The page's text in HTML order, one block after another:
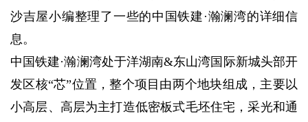
沙吉屋小编整理了一些的中国铁建·瀚澜湾的详细信
息。
中国铁建·瀚澜湾处于洋湖南&东山湾国际新城头部开
发区核“芯”位置，整个项目由两个地块组成，主要以
小高层、高层为主打造低密板式毛坯住宅，采光和通